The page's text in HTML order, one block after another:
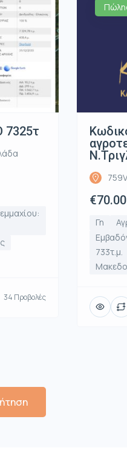
7325τ
34 Προβολές
Γη
733τ.μ.